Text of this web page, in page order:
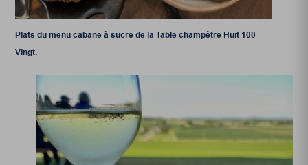
Plats du menu cabane à sucre de la Table champêtre Huit 100
Vingt.